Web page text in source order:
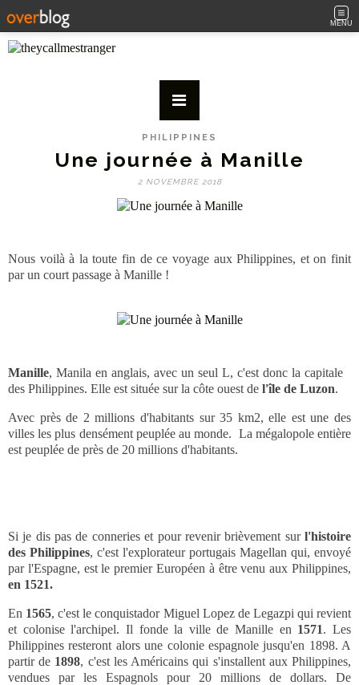
MENU
PHILIPPINES
Une journée à Manille
2 NOVEMBRE 2018
Nous voilà à la toute fin de ce voyage aux Philippines, et on finit
par un court passage à Manille !
Manille, Manila en anglais, avec un seul L, c'est donc la capitale
des Philippines. Elle est située sur la côte ouest de l'île de Luzon.
Avec près de 2 millions d'habitants sur 35 km2, elle est une des
villes les plus densément peuplée au monde. La mégalopole entière
est peuplée de près de 20 millions d'habitants.
Si je dis pas de conneries et pour revenir brièvement sur l'histoire
des Philippines, c'est l'explorateur portugais Magellan qui, envoyé
par l'Espagne, est le premier Européen à être venu aux Philippines,
en 1521.
En 1565, c'est le conquistador Miguel Lopez de Legazpi qui revient
et colonise l'archipel. Il fonde la ville de Manille en 1571. Les
Philippines resteront alors une colonie espagnole jusqu'en 1898. A
partir de 1898, c'est les Américains qui s'installent aux Philippines,
vendues par les Espagnols pour 20 millions de dollars. De